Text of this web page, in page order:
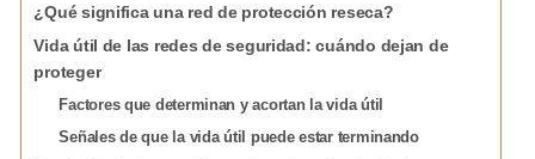
¿Qué significa una red de protección reseca?
Vida útil de las redes de seguridad: cuándo dejan de
proteger
Factores que determinan y acortan la vida útil
Señales de que la vida útil puede estar terminando